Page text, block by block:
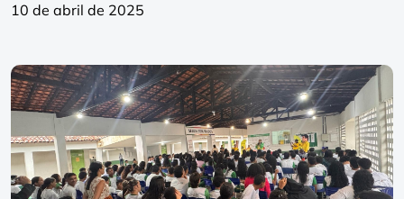
10 de abril de 2025